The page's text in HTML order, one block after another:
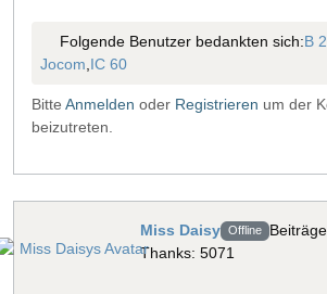
Folgende Benutzer bedankten sich:B
Jocom IC 60
Bitte Anmelden oder Registrieren um der
beizutreten.
Miss Daisy Offline
Thanks: 5071